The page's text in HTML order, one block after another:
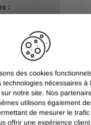
:
percée
des cookies
technologies nécessaires à
notre site. Nos
utilisons également
de mesurer le trafic
offrir une expérience client